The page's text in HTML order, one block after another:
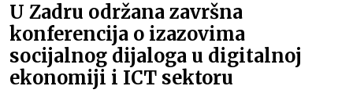
U Zadru održana završna
konferencija o izazovima
socijalnog dijaloga u digitalnoj
ekonomiji i ICT sektoru